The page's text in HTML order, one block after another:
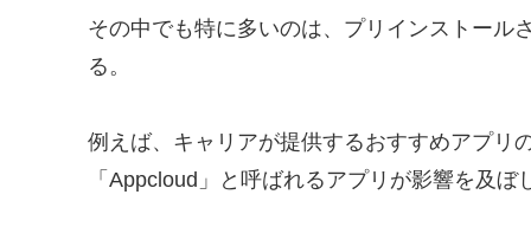
その中でも特に多いのは、プリインストール
る。
例えば、キャリアが提供するおすすめアプリ
「Appcloud」と呼ばれるアプリが影響を及